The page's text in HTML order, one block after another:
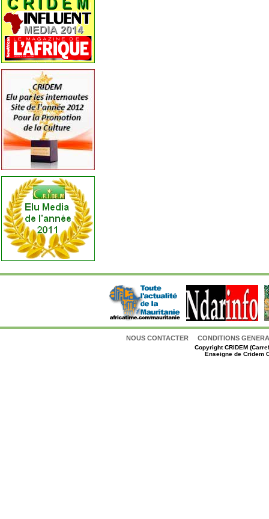
NOUS CONTACTER CONDITIONS
CopyrightCRIDEM
Enseigne de Cridem